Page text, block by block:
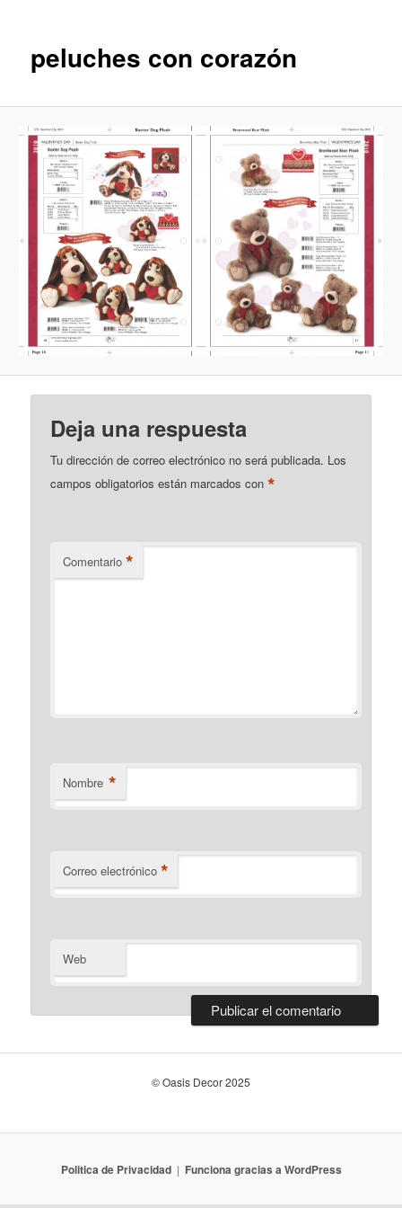
peluches con corazón
Deja una respuesta
Tu dirección de correo electrónico no será publicada. Los
campos obligatorios están marcados con*
Comentario *
Nombre *
Correo electrónico *
Web
© Oasis Decor 2025
Politica de Privacidad Funciona gracias a WordPress